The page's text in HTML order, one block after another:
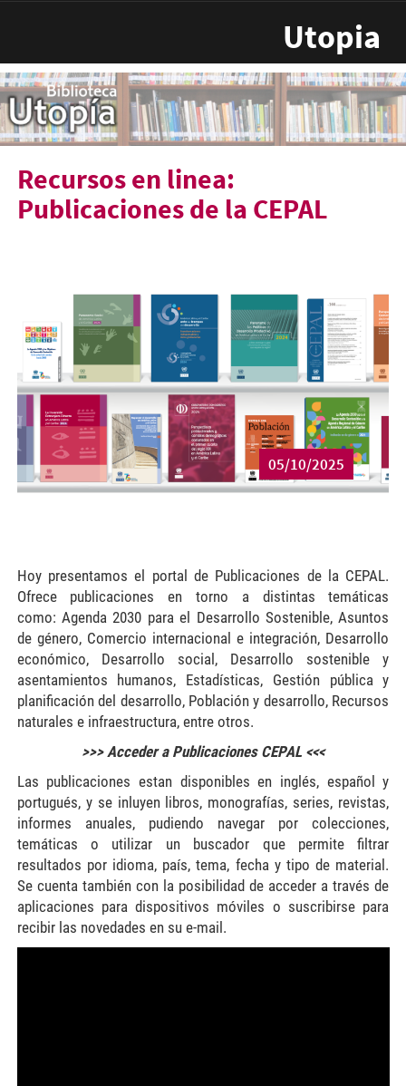
Utopia
Recursos en linea:
Publicaciones de la CEPAL
05/10/2025
Hoy presentamos el portal de Publicaciones de la CEPAL.
Ofrece publicaciones en torno a distintas temáticas
como: Agenda 2030 para el Desarrollo Sostenible, Asuntos
de género, Comercio internacional e integración, Desarrollo
económico, Desarrollo social, Desarrollo sostenible y
asentamientos humanos, Estadísticas, Gestión pública y
planificación del desarrollo, Población y desarrollo, Recursos
naturales e infraestructura, entre otros.
>>> Acceder a Publicaciones CEPAL <<<
Las publicaciones estan disponibles en inglés, español y
portugués, y se inluyen libros, monografías, series, revistas,
informes anuales, pudiendo navegar por colecciones,
temáticas o utilizar un buscador que permite filtrar
resultados por idioma, país, tema, fecha y tipo de material.
Se cuenta también con la posibilidad de acceder a través de
aplicaciones para dispositivos móviles o suscribirse para
recibir las novedades en su e-mail.